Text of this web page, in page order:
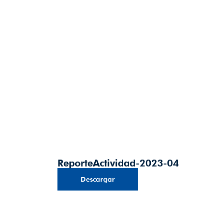
ReporteActividad-2023-04
Descargar